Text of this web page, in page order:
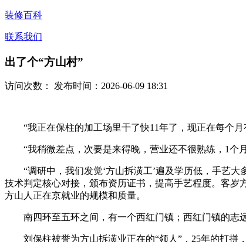
装修百科
联系我们
出了个“方山村”
访问次数： 发布时间：2026-06-09 18:31
“我正在保柱的加工场里干了快11年了，现正在每个月
“我稍微差点，次要是来得晚，营业还不很熟练，1个月
“调研中，我们发觉‘方山拆潢工’遍及学历低，手艺大
技术判定核心对接，颁布资历证书，提高手艺程度。客
方山人正在京就业的规模和质量。
南四环至五环之间，有一个西红门镇；西红门镇的志远
刘保柱被誉为方山拆潢业正在的“领人”，25年的打拼